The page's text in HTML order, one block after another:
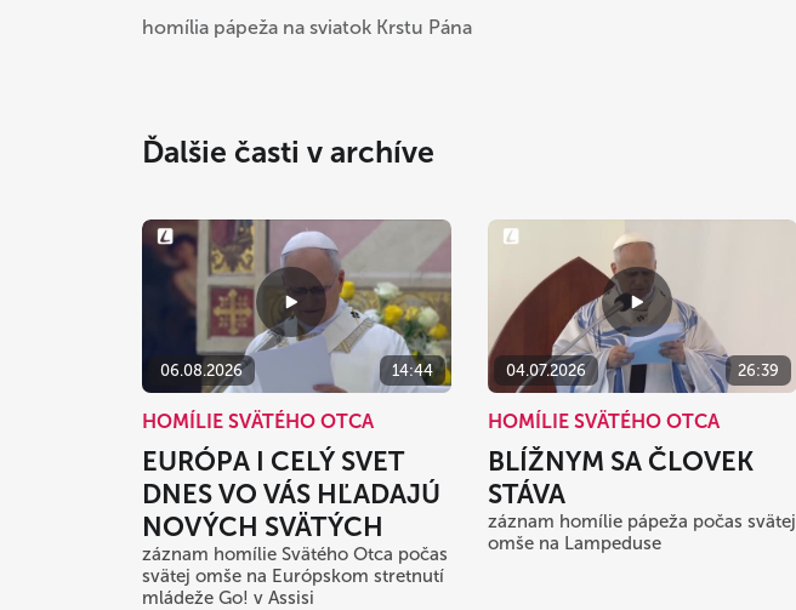
homília pápeža na sviatok Krstu Pána
Ďalšie časti v archíve
06.08.2026 14:44
HOMÍLIE SVÄTÉHO OTCA
EURÓPA I CELÝ SVET
DNES VO VÁS HĽADAJÚ
NOVÝCH SVÄTÝCH
záznam homílie Svätého Otca počas
svätej omše na Európskom stretnutí
mládeže Go! v Assisi
04.07.2026 26:39
HOMÍLIE SVÄTÉHO OTCA
BLÍŽNYM SA ČLOVEK
STÁVA
záznam homílie pápeža počas svätej
omše na Lampeduse